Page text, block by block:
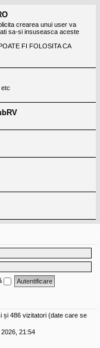
crearea unui user va
sa-si insuseasca aceste
FI FOLOSITA CA
și 486 vizitatori (date care se
21:54